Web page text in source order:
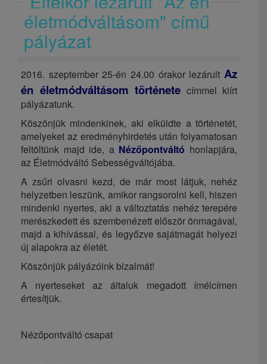
életmódváltásom" című
pályázat
2016. szeptember 25-én 24.00 órakor lezárult Az
én életmódváltásom története címmel kiírt
pályázatunk.
Köszönjük mindenkinek, aki elküldte a történetét,
amelyeket az eredményhirdetés után folyamatosan
feltöltünk majd ide, a Nézőpontváltó honlapjára,
az Életmódváltó Sebességváltójába.
A zsűri olvasni kezd, de már most látjuk, nehéz
helyzetben leszünk, amikor rangsorolni kell, hiszen
mindenki nyertes, aki a változtatás nehéz terepére
merészkedett és szembenézett először önmagával,
majd a kihívással, és legyőzve sajátmagát helyezi
új alapokra az életét.
Köszönjük pályázóink bizalmát!
A nyerteseket az általuk megadott ímélcímen
értesítjük.
Nézőpontváltó csapat